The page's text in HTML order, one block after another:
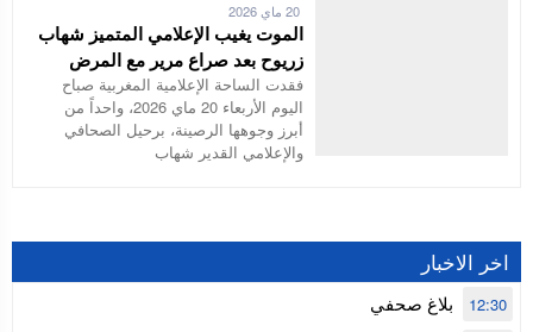
20 ماي 2026
الموت يغيب الإعلامي المتميز شهاب
زريوح بعد صراع مرير مع المرض
فقدت الساحة الإعلامية المغربية صباح
اليوم الأربعاء 20 ماي 2026، واحداً من
أبرز وجوهها الرصينة، برحيل الصحافي
والإعلامي القدير شهاب
اخر الاخبار
بلاغ صحفي 12:30